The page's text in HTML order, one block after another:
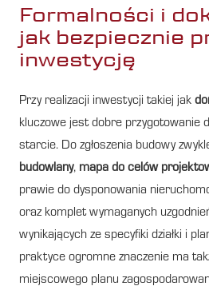
Formalności i
jak bezpiecznie
inwestycję
Przy realizacji inwestycji takiej jak
kluczowe jest dobre przygotowanie
starcie. Do zgłoszenia budowy
budowlany, mapa do celów
prawie do dysponowania
oraz komplet wymaganych
wynikających ze specyfiki działki i
praktyce ogromne znaczenie ma
miejscowego planu